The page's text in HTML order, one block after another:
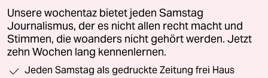
Unsere wochentaz bietet jeden Samstag
Journalismus, der es nicht allen recht macht und
Stimmen, die woanders nicht gehört werden. Jetzt
zehn Wochen lang kennenlernen.
Jeden Samstag als gedruckte Zeitung frei Haus